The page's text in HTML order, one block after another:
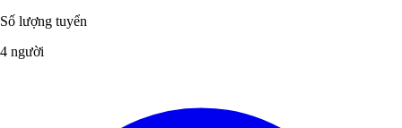
Số lượng tuyển
4 người